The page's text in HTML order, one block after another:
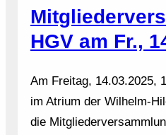
HGV am Fr.,
Am Freitag, 14.03.2025,
im Atrium der Wilhelm-
die